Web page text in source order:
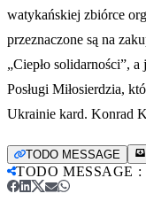
watykańskiej zbiórce
przeznaczone są na
„Ciepło solidarności”,
Posługi Miłosierdzia,
Ukrainie kard. Konrad
TODO MESSAGE
TODO MESSAGE :